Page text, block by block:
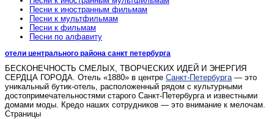
Песни к иностранным фильмам
Песни к мультфильмам
Песни к фильмам
Песни по алфавиту
отели центрального района санкт петербурга
БЕСКОНЕЧНОСТЬ СМЕЛЫХ, ТВОРЧЕСКИХ ИДЕЙ И ЭНЕРГИЯ
СЕРДЦА ГОРОДА. Отель «1880» в центре Санкт-Петербурга — это
уникальный бутик-отель, расположенный рядом с культурными
достопримечательностями старого Санкт-Петербурга и известными
домами моды. Кредо наших сотрудников — это внимание к мелочам.
Страницы